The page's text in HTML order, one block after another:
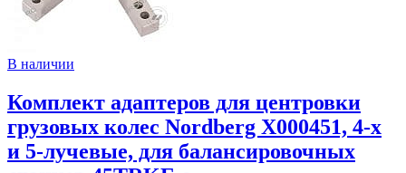
В наличии
Комплект адаптеров для центровки
грузовых колес Nordberg X000451, 4-х
и 5-лучевые, для балансировочных